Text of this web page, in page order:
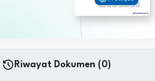
JDIH
Riwayat Dokumen (0)